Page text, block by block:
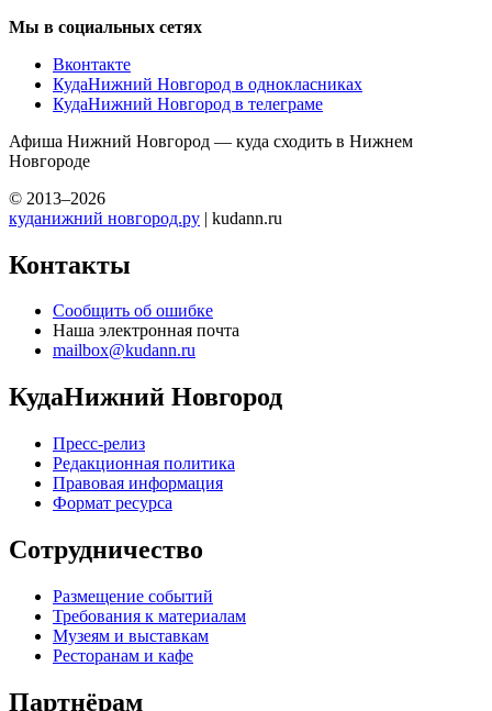
Мы в социальных сетях
Вконтакте
КудаНижний Новгород в однокласниках
КудаНижний Новгород в телеграме
Афиша Нижний Новгород — куда сходить в Нижнем
Новгороде
© 2013–2026
куданижний новгород.ру | kudann.ru
Контакты
Сообщить об ошибке
Наша электронная почта
mailbox@kudann.ru
КудаНижний Новгород
Пресс-релиз
Редакционная политика
Правовая информация
Формат ресурса
Сотрудничество
Размещение событий
Требования к материалам
Музеям и выставкам
Ресторанам и кафе
Партнёрам